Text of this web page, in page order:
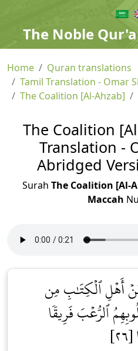
The Noble
Home
Quran translations
Tamil Translation - Omar
The Coalition [Al-Ahzab]
The Coalition
Translation -
Abridged
Surah The Coalition [Al-
Maccah
أَهۡلِ ٱلۡكِتَٰبِ مِن
ٱلرُّعۡبَ فَرِيقٗا